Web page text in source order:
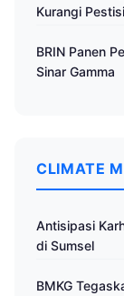
Kurangi
BRIN Panen
Sinar Gamma
CLIMATE
Antisipasi
di Sumsel
BMKG